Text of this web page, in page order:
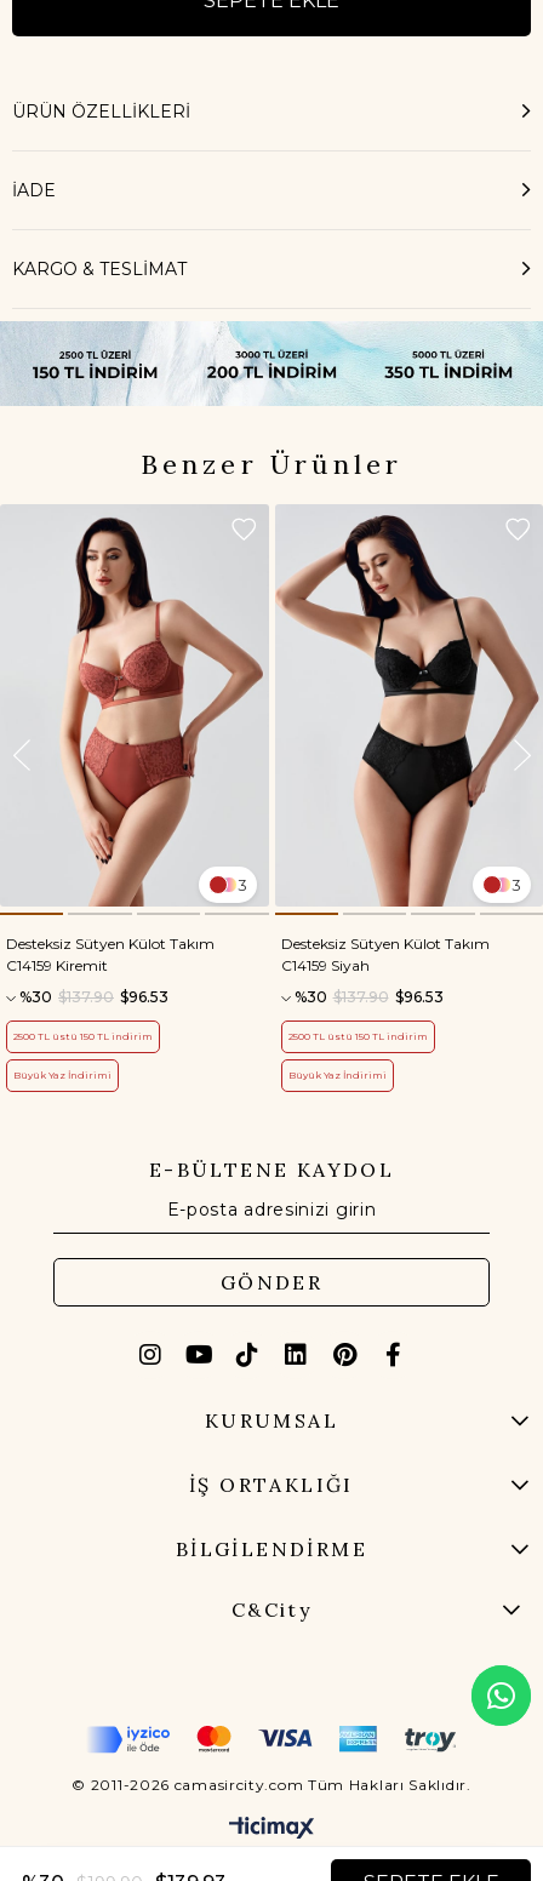
ÜRÜN ÖZELLIKLERI
İADE
KARGO & TESLİMAT
Benzer Ürünler
3
Desteksiz Sütyen Külot Takım
C14159 Kiremit
%30
$96.53
$137.90
2500 TL üstü 150 TL indirim
Büyük Yaz İndirimi
3
Desteksiz Sütyen Külot Takım
C14159 Siyah
%30
$96.53
$137.90
2500 TL üstü 150 TL indirim
Büyük Yaz İndirimi
E-BÜLTENE KAYDOL
GÖNDER
KURUMSAL
İŞ ORTAKLIĞI
BİLGİLENDİRME
C&City
© 2011-2026 camasircity.com Tüm Hakları Saklıdır.